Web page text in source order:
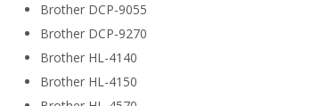
Brother DCP-9055
Brother DCP-9270
Brother HL-4140
Brother HL-4150